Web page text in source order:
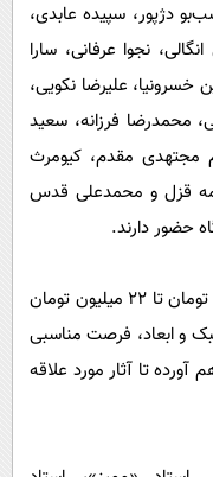
دژپور، سپیده عابدی،
نجوا عرفانی، سارا
خسرونیا، علیرضا نکویی،
محمدرضا فرزانه، سعید
مجتهدی مقدم، کیومرث
قزل و محمدعلی قدس
حضور دارند.
آثار ارائه‌شده در این نمایشگاه از 300 هزار تومان تا 22 میلیون تومان
و ابعاد، فرصت مناسبی
آورده تا آثار مورد علاقه